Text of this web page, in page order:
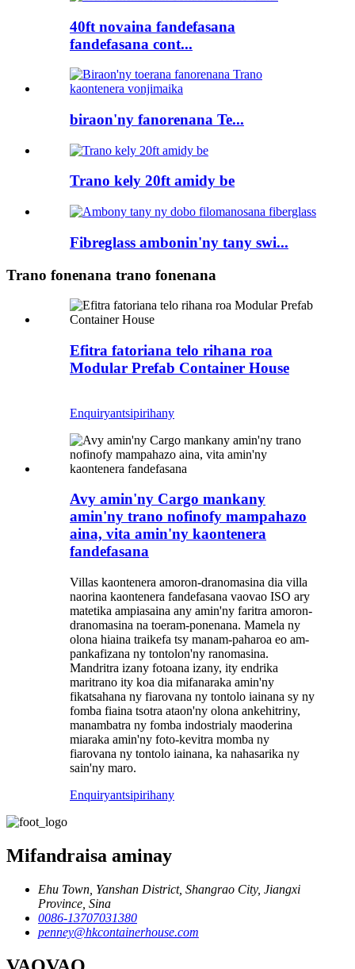
40ft novaina fandefasana
fandefasana cont...
biraon'ny fanorenana Te...
Trano kely 20ft amidy be
Fibreglass ambonin'ny tany swi...
Trano fonenana trano fonenana
Efitra fatoriana telo rihana roa
Modular Prefab Container House
Enquiryantsipirihany
Avy amin'ny Cargo mankany
amin'ny trano nofinofy mampahazo
aina, vita amin'ny kaontenera
fandefasana
Villas kaontenera amoron-dranomasina dia villa
naorina kaontenera fandefasana vaovao ISO ary
matetika ampiasaina any amin'ny faritra amoron-
dranomasina na toeram-ponenana. Mamela ny
olona hiaina traikefa tsy manam-paharoa eo am-
pankafizana ny tontolon'ny ranomasina.
Mandritra izany fotoana izany, ity endrika
maritrano ity koa dia mifanaraka amin'ny
fikatsahana ny fiarovana ny tontolo iainana sy ny
fomba fiaina tsotra ataon'ny olona ankehitriny,
manambatra ny fomba indostrialy maoderina
miaraka amin'ny foto-kevitra momba ny
fiarovana ny tontolo iainana, ka nahasarika ny
sain'ny maro.
Enquiryantsipirihany
Mifandraisa aminay
Ehu Town, Yanshan District, Shangrao City, Jiangxi
Province, Sina
0086-13707031380
penney@hkcontainerhouse.com